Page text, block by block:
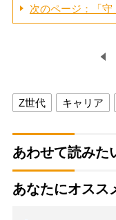
次のページ：「守
Z世代 キャリア
あわせて読みた
あなたにオスス